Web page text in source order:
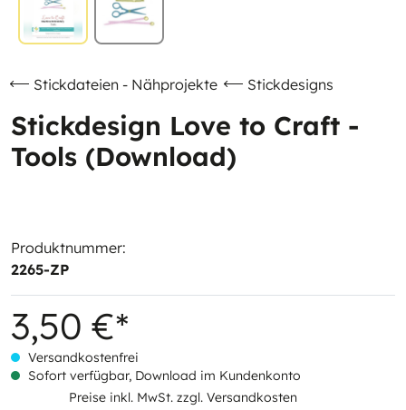
Stickdateien - Nähprojekte Stickdesigns
Stickdesign Love to Craft -
Tools (Download)
Produktnummer:
2265-ZP
3,50 €*
Versandkostenfrei
Sofort verfügbar, Download im Kundenkonto
Preise inkl. MwSt. zzgl. Versandkosten